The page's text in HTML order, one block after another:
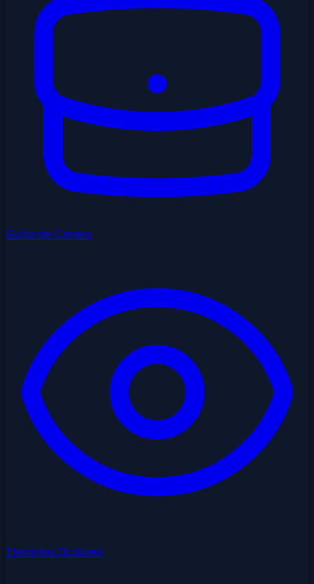
Guías de Carrera
Ejercicios Oculares